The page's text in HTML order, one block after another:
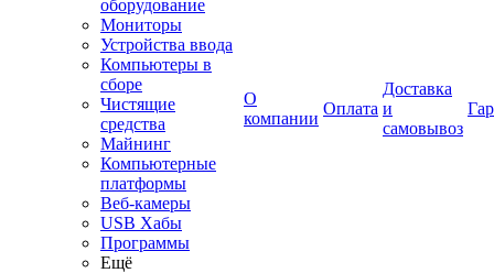
оборудование
Мониторы
Устройства ввода
Компьютеры в
сборе
Чистящие
средства
Майнинг
Компьютерные
платформы
Веб-камеры
USB Хабы
Программы
Ещё
О
компании
Оплата
Доставка
и
самовывоз